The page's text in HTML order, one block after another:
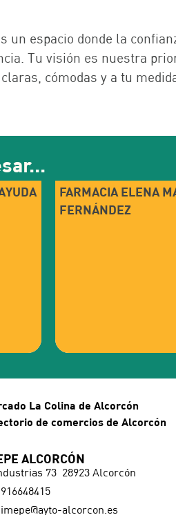
un espacio donde la
Tu visión es nuestra
cómodas y a tu
FARMACIA ELENA
FERNÁNDEZ
La Colina de Alcorcón
de comercios de Alcorcón
ALCORCÓN
73 28923 Alcorcón
916648415
imepe@ayto-alcorcon.es